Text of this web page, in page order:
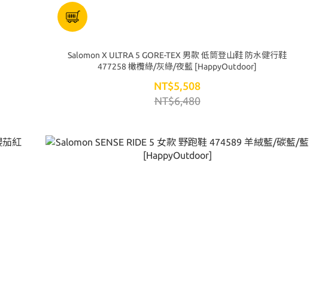
Salomon X ULTRA 5 GORE-TEX 男款 低筒登山鞋 防水健行鞋
477258 橄欖綠/灰綠/夜藍 [HappyOutdoor]
NT$5,508
NT$6,480